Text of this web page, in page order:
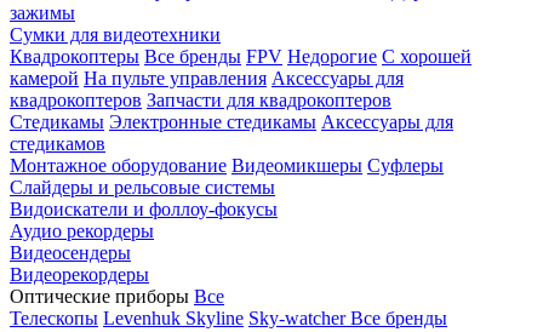
зажимы
Сумки для видеотехники
Квадрокоптеры Все бренды FPV Недорогие С хорошей
камерой На пульте управления Аксессуары для
квадрокоптеров Запчасти для квадрокоптеров
Стедикамы Электронные стедикамы Аксессуары для
стедикамов
Монтажное оборудование Видеомикшеры Суфлеры
Слайдеры и рельсовые системы
Видоискатели и фоллоу-фокусы
Аудио рекордеры
Видеосендеры
Видеорекордеры
Оптические приборы Все
Телескопы Levenhuk Skyline Sky-watcherВсе бренды